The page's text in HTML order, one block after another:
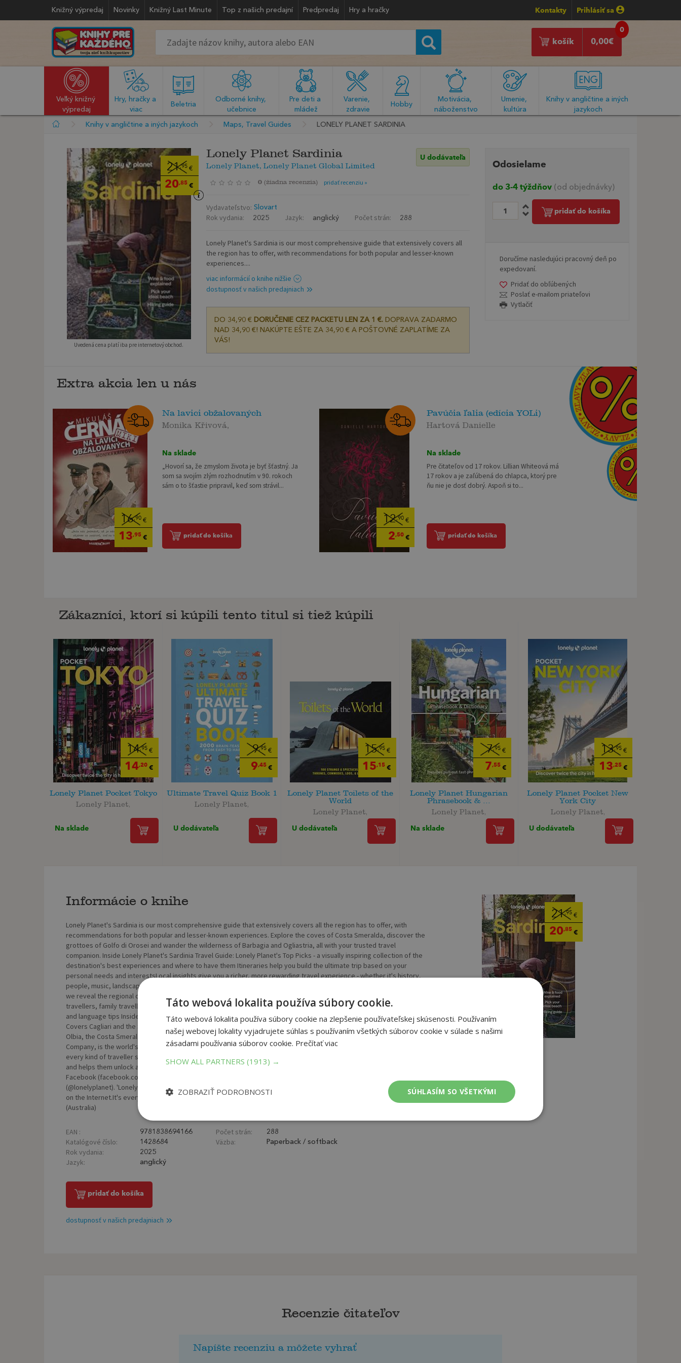
Knižný výpredaj Novinky Knižný Last Minute Top z našich predajní Predpredaj Hry a hračky Kontakty Prihlásiť sa
0
0,00€
košík
Veľký knižný
výpredaj
Hry, hračky a
viac
Beletria
Odborné knihy,
učebnice
Pre deti a
mládež
Varenie,
zdravie
Hobby
Motivácia,
náboženstvo
Umenie,
kultúra
Knihy v angličtine a iných
jazykoch
Knihy v angličtine a iných jazykoch Maps, Travel Guides LONELY PLANET SARDINIA
21,95 €
20,85 €
Uvedená cena platí iba pre internetový obchod.
Lonely Planet Sardinia
Lonely Planet, Lonely Planet Global Limited
U dodávateľa
0 (žiadna recenzia) pridať recenziu »
Vydavateľstvo: Slovart
Rok vydania: 2025 Jazyk: anglický Počet strán: 288
Lonely Planet's Sardinia is our most comprehensive guide that extensively covers all
the region has to offer, with recommendations for both popular and lesser-known
experiences....
viac informácií o knihe nižšie
dostupnosť v našich predajniach
DO 34,90 € DORUČENIE CEZ PACKETU LEN ZA 1 €.DOPRAVA ZADARMO
NAD 34,90 €! NAKÚPTE EŠTE ZA 34,90 € A POŠTOVNÉ ZAPLATÍME ZA
VÁS!
Odosielame
do 3-4 týždňov (od objednávky)
pridať do košíka
Doručíme nasledujúci pracovný deň po
expedovaní.
Pridať do obľúbených
Poslať e-mailom priateľovi
Vytlačiť
Extra akcia len u nás
16,90 €
13,95 €
Na lavici obžalovaných
Monika Křivová,
Na sklade
„Hovorí sa, že zmyslom života je byť šťastný. Ja
som sa svojím zlým rozhodnutím v 90. rokoch
sám o to šťastie pripravil, keď som strávil...
pridať do košíka
12,90€
2,50€
Pavúčia ľalia (edícia YOLi)
Hartová Danielle
Na sklade
Pre čitateľov od 17 rokov. Lillian Whiteová má
17 rokov a je zaľúbená do chlapca, ktorý pre
ňu nie je dosť dobrý. Aspoň si to...
pridať do košíka
Zákazníci, ktorí si kúpili tento titul si tiež kúpili
14,95 €
14,20 €
Lonely Planet Pocket Tokyo
Lonely Planet,
Na sklade
9,95 €
9,45 €
Ultimate Travel Quiz Book 1
Lonely Planet,
U dodávateľa
15,95 €
15,15 €
Lonely Planet Toilets of the
World
Lonely Planet,
U dodávateľa
7,95€
7,55€
Lonely Planet Hungarian
Phrasebook & ...
Lonely Planet,
Na sklade
13,95€
13,25€
Lonely Planet Pocket New
York City
Lonely Planet,
U dodávateľa
Informácie o knihe
Lonely Planet's Sardinia is our most comprehensive guide that extensively covers all the region has to offer, with
recommendations for both popular and lesser-known experiences. Explore the coves of Costa Smeralda, discover the
grottoes of Golfo di Orosei and wander the wilderness of Barbagia and Ogliastria, all with your trusted travel
companion. Inside Lonely Planet's Sardinia Travel Guide: Lonely Planet's Top Picks - a visually inspiring collection of the
destination's best experiences and where to have them Itineraries help you build the ultimate trip based on your
personal needs and interestsLocal insights give you a richer, more rewarding travel experience - whether it's history,
people, music, landscapes, wildlife, politics Eating and drinking - get the most out of your gastronomic experience as
we reveal the regional dishes and drinks you have to try Toolkit - all of the planning tools for solo travellers, LGBTQIA+
travellers, family travellers and accessible travel Colour maps and images throughoutLanguage - essential phrases
and language tips Insider tips to save time and money and get around like a local, avoiding crowds and trouble spots
Covers Cagliari and the Sarrabus, Iglesias and the Southwest, Oristano and the West, Alghero and the Northwest,
Olbia, the Costa Smeralda and Gallura, Nuoro and the East About Lonely Planet: Lonely Planet, a Red Ventures
Company, is the world's number one travel guidebook brand.Providing both inspiring and trustworthy information for
every kind of traveller since 1973, Lonely Planet reaches hundreds of millions of travellers each year online and in print
and helps them unlock amazing experiences. Visit us at lonelyplanet.com and join our community of followers on
Facebook (facebook.com/lonelyplanet), Twitter (@lonelyplanet), Instagram (instagram.com/lonelyplanet), and TikTok
(@lonelyplanet). 'Lonely Planet.It's on everyone's bookshelves, it's in every traveller's hands. It's on mobile phones. It's
on the Internet.It's everywhere, and it's telling entire generations of people how to travel the world.' Fairfax Media
(Australia)
EAN : 9781838694166
Katalógové číslo: 1428684
Rok vydania: 2025
Jazyk: anglický
Počet strán: 288
Väzba: Paperback / softback
pridať do košíka
dostupnosť v našich predajniach
21,95€
20,85€
Recenzie čitateľov
Napíšte recenziu a môžete vyhrať
Táto webová lokalita používa súbory cookie.
Táto webová lokalita používa súbory cookie na zlepšenie používateľskej skúsenosti. Používaním
našej webovej lokality vyjadrujete súhlas s používaním všetkých súborov cookie v súlade s našimi
zásadami používania súborov cookie. Prečítať viac
SHOW ALL PARTNERS (1913) →
SÚHLASÍM SO VŠETKÝMI
ZOBRAZIŤ PODROBNOSTI